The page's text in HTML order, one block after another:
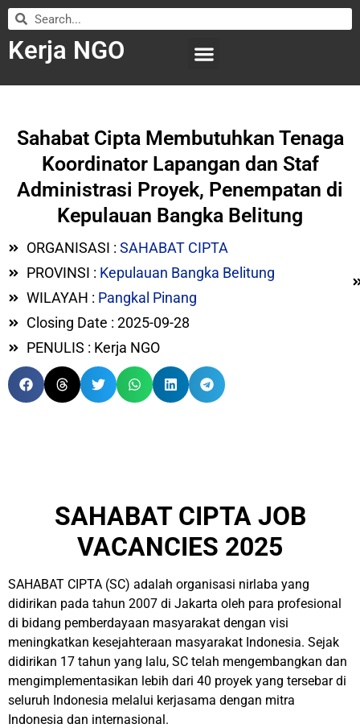
Kerja NGO
Sahabat Cipta Membutuhkan Tenaga
Koordinator Lapangan dan Staf
Administrasi Proyek, Penempatan di
Kepulauan Bangka Belitung
ORGANISASI : SAHABAT CIPTA
PROVINSI : Kepulauan Bangka Belitung
WILAYAH : Pangkal Pinang
Closing Date : 2025-09-28
PENULIS : Kerja NGO
SAHABAT CIPTA JOB
VACANCIES 2025
SAHABAT CIPTA (SC) adalah organisasi nirlaba yang
didirikan pada tahun 2007 di Jakarta oleh para profesional
di bidang pemberdayaan masyarakat dengan visi
meningkatkan kesejahteraan masyarakat Indonesia. Sejak
didirikan 17 tahun yang lalu, SC telah mengembangkan dan
mengimplementasikan lebih dari 40 proyek yang tersebar di
seluruh Indonesia melalui kerjasama dengan mitra
Indonesia dan internasional.